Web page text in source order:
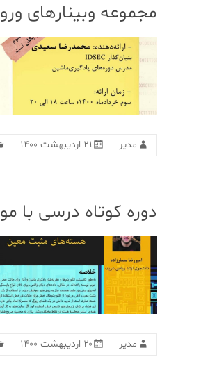
مجموعه وبینار‌های
مدیر ۲۱ اردیبهشت ۱۴۰۰
دوره کوتاه درسی
مدیر ۲۰ اردیبهشت ۱۴۰۰